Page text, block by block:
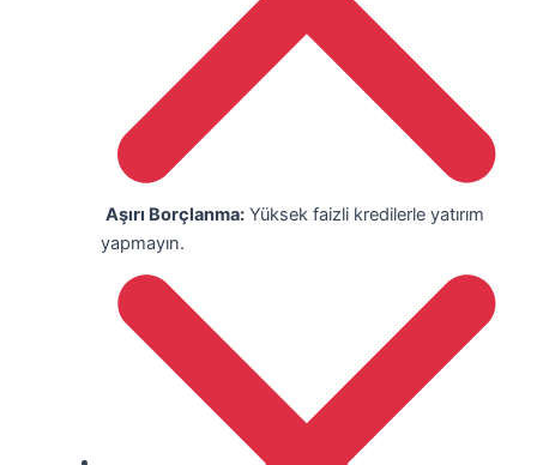
Aşırı Borçlanma:Yüksek faizli kredilerle yatırım
yapmayın.